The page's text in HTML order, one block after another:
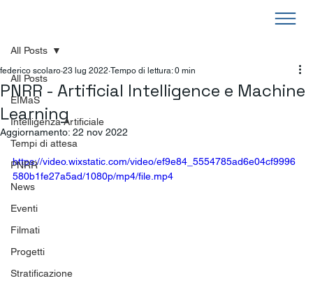
All Posts
EIMaS
Intelligenza Artificiale
Tempi di attesa
PNRR
News
Eventi
Filmati
Progetti
Stratificazione
All Posts
PNRR - Artificial Intelligence e Machine
Learning
federico scolaro 23 lug 2022 Tempo di lettura: 0 min
Aggiornamento: 22 nov 2022
https://video.wixstatic.com/video/ef9e84_5554785ad6e04cf9996
580b1fe27a5ad/1080p/mp4/file.mp4